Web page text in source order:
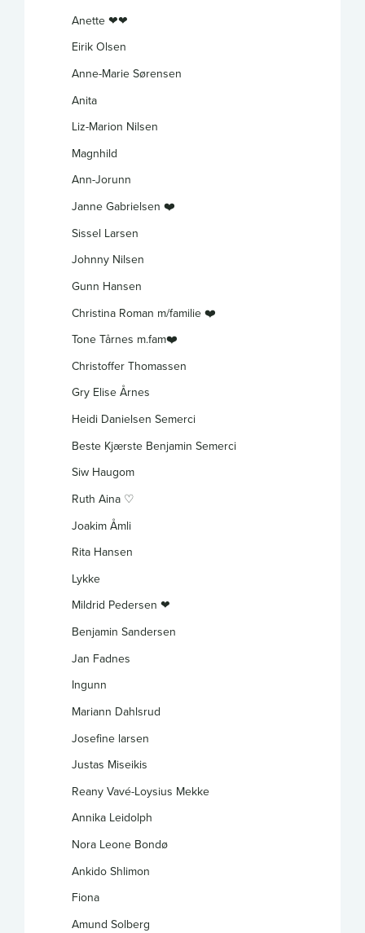
Anette ❤❤
Eirik Olsen
Anne-Marie Sørensen
Anita
Liz-Marion Nilsen
Magnhild
Ann-Jorunn
Janne Gabrielsen ❤️
Sissel Larsen
Johnny Nilsen
Gunn Hansen
Christina Roman m/familie ❤️
Tone Tårnes m.fam❤️
Christoffer Thomassen
Gry Elise Årnes
Heidi Danielsen Semerci
Beste Kjærste Benjamin Semerci
Siw Haugom
Ruth Aina ♡
Joakim Åmli
Rita Hansen
Lykke
Mildrid Pedersen ❤
Benjamin Sandersen
Jan Fadnes
Ingunn
Mariann Dahlsrud
Josefine larsen
Justas Miseikis
Reany Vavé-Loysius Mekke
Annika Leidolph
Nora Leone Bondø
Ankido Shlimon
Fiona
Amund Solberg